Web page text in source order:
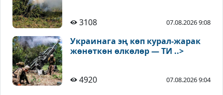
3108 07.08.2026 9:08
Украинага эң көп курал-жарак
жөнөткөн өлкөлөр — ТИ ..>
4920 07.08.2026 9:04